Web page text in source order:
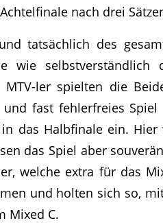
nach drei
tatsächlich des
wie selbstverständlich
MTV-ler spielten die
fast fehlerfreies
das Halbfinale ein.
das Spiel aber
welche extra für das
und holten sich so,
Mixed C.